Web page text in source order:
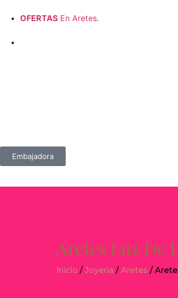
OFERTAS En Aretes.
Embajadora
Aretes Luz De
Inicio / Joyeria / Aretes /